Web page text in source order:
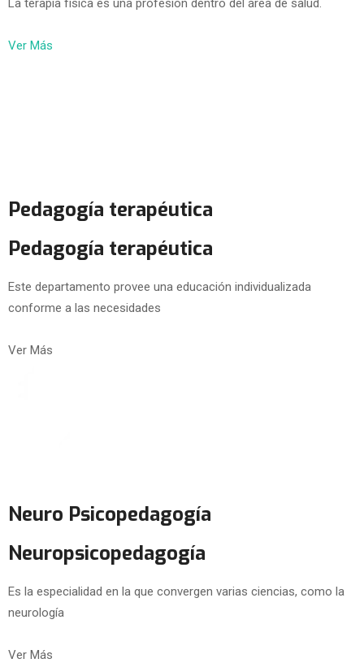
La terapia física es una profesión dentro del área de salud.
Ver Más
Pedagogía terapéutica
Pedagogía terapéutica
Este departamento provee una educación individualizada
conforme a las necesidades
Ver Más
Neuro Psicopedagogía
Neuropsicopedagogía
Es la especialidad en la que convergen varias ciencias, como la
neurología
Ver Más